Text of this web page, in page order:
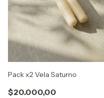
Pack x2 Vela Saturno
$20.000,00